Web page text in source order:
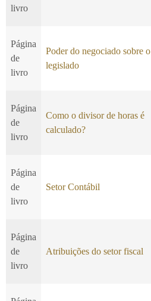
livro
Página
de
livro
Poder do negociado sobre o
legislado
Página
de
livro
Como o divisor de horas é
calculado?
Página
de
livro
Setor Contábil
Página
de
livro
Atribuições do setor fiscal